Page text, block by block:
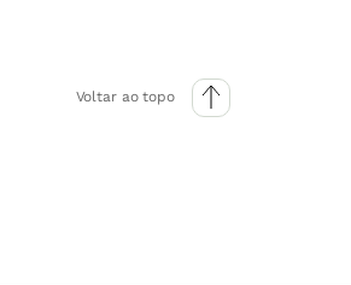
Voltar ao topo